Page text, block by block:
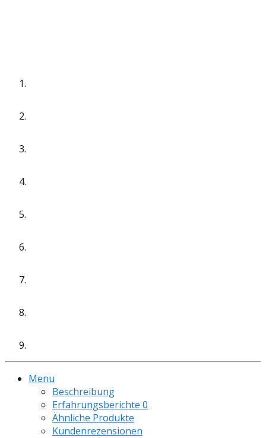
Menu
Beschreibung
Erfahrungsberichte 0
Ähnliche Produkte
Kundenrezensionen